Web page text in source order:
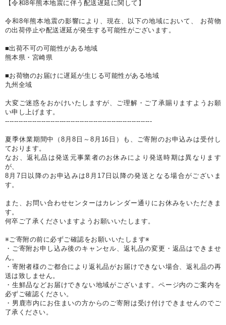
【令和8年熊本地震に伴う配送遅延に関して】
令和8年熊本地震の影響により、現在、以下の地域において、 お荷物
の出荷停止や配送遅延が発生する可能性がございます。
■出荷不可の可能性がある地域
熊本県・宮崎県
■お荷物のお届けに遅延が生じる可能性がある地域
九州全域
大変ご迷惑をおかけいたしますが、ご理解・ご了承賜りますようお願
い申し上げます。
-----------------------------------------------------------------
夏季休業期間中（8月8日～8月16日）も、ご寄附のお申込みは受付し
ております。
なお、返礼品は発送元事業者のお休みにより発送時期は異なります
が、
8月7日以降のお申込みは8月17日以降の発送となる場合がございま
す。
また、お問い合わせセンターはカレンダー通りにお休みをいただきま
す。
何卒ご了承くださいますようお願いいたします。
※ご寄附の前に必ずご確認をお願いいたします※
・ご寄附お申し込み後のキャンセル、返礼品の変更・返品はできませ
ん。
・寄附者様のご都合により返礼品がお届けできない場合、返礼品の再
送は致しません。
・生鮮品などお届けできない地域がございます。ページ内のご案内を
必ずご確認ください。
・男鹿市内にお住まいの方からのご寄附は受け付けできませんのでご
了承ください。